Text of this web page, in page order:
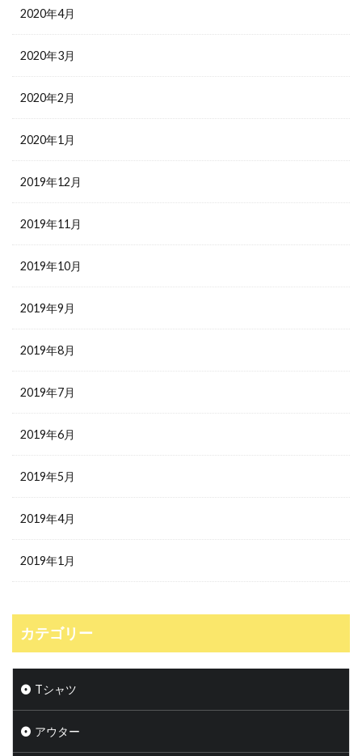
2020年4月
2020年3月
2020年2月
2020年1月
2019年12月
2019年11月
2019年10月
2019年9月
2019年8月
2019年7月
2019年6月
2019年5月
2019年4月
2019年1月
カテゴリー
Tシャツ
アウター